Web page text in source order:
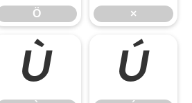
Ö ×
Ù Ú